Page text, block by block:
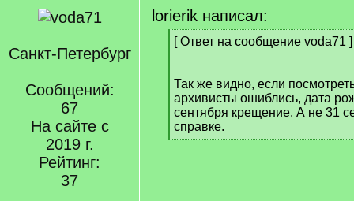
Санкт-Петербург
Сообщений:
67
На сайте с
2019 г.
Рейтинг:
37
lorierik написал:
[[ Ответ на сообщение voda71 ]
Так же видно, если
архивисты ошиблись, дата
сентября крещение. А не 31
справке.
[